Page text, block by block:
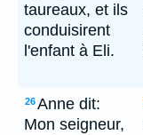
taureaux, et ils
conduisirent
l'enfant à Eli.
26Anne dit:
Mon seigneur,